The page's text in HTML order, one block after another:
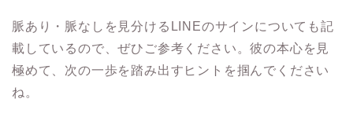
脈あり・脈なしを見分けるLINEのサインについても記
載しているので、ぜひご参考ください。彼の本心を見
極めて、次の一歩を踏み出すヒントを掴んでください
ね。